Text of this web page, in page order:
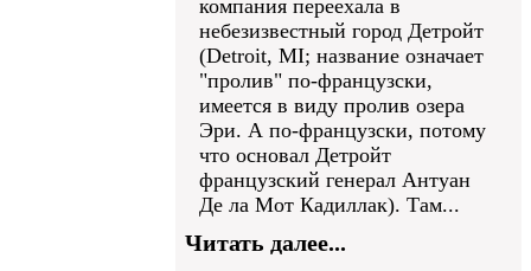
компания переехала в
небезизвестный город Детройт
(Detroit, MI; название означает
"пролив" по-французски,
имеется в виду пролив озера
Эри. А по-французски, потому
что основал Детройт
французский генерал Антуан
Де ла Мот Кадиллак). Там...
Читать далее...